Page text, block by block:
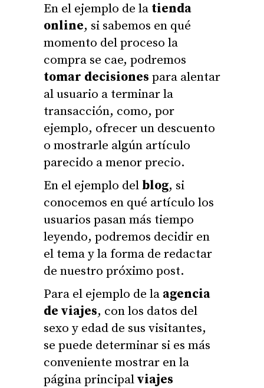
En el ejemplo de la tienda
online, si sabemos en qué
momento del proceso la
compra se cae, podremos
tomar decisiones para alentar
al usuario a terminar la
transacción, como, por
ejemplo, ofrecer un descuento
o mostrarle algún artículo
parecido a menor precio.
En el ejemplo delblog, si
conocemos en qué artículo los
usuarios pasan más tiempo
leyendo, podremos decidir en
el tema y la forma de redactar
de nuestro próximo post.
Para el ejemplo de la agencia
de viajes, con los datos del
sexo y edad de sus visitantes,
se puede determinar si es más
conveniente mostrar en la
página principalviajes